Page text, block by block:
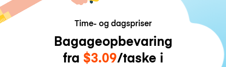
Time- og dagspriser
Bagageopbevaring
fra $3.09/taske i